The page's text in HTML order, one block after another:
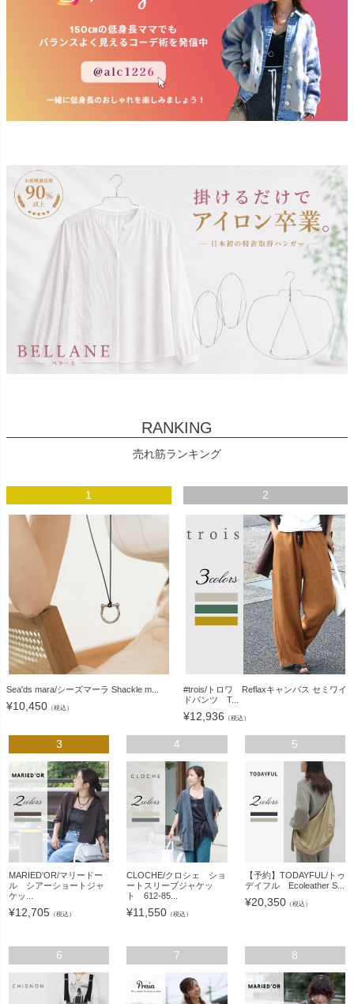
RANKING
売れ筋ランキング
1
Sea'ds mara/シーズマーラ Shackle m...
¥10,450 （税込）
2
#trois/トロワ Reflaxキャンバス セミワイ
ドパンツ T...
¥12,936 （税込）
3
MARIED'OR/マリードー
ル シアーショートジャ
ケッ...
¥12,705 （税込）
4
CLOCHE/クロシェ ショ
ートスリーブジャケッ
ト 612-85...
¥11,550 （税込）
5
【予約】TODAYFUL/トゥ
デイフル Ecoleather S...
¥20,350（税込）
6 7 8